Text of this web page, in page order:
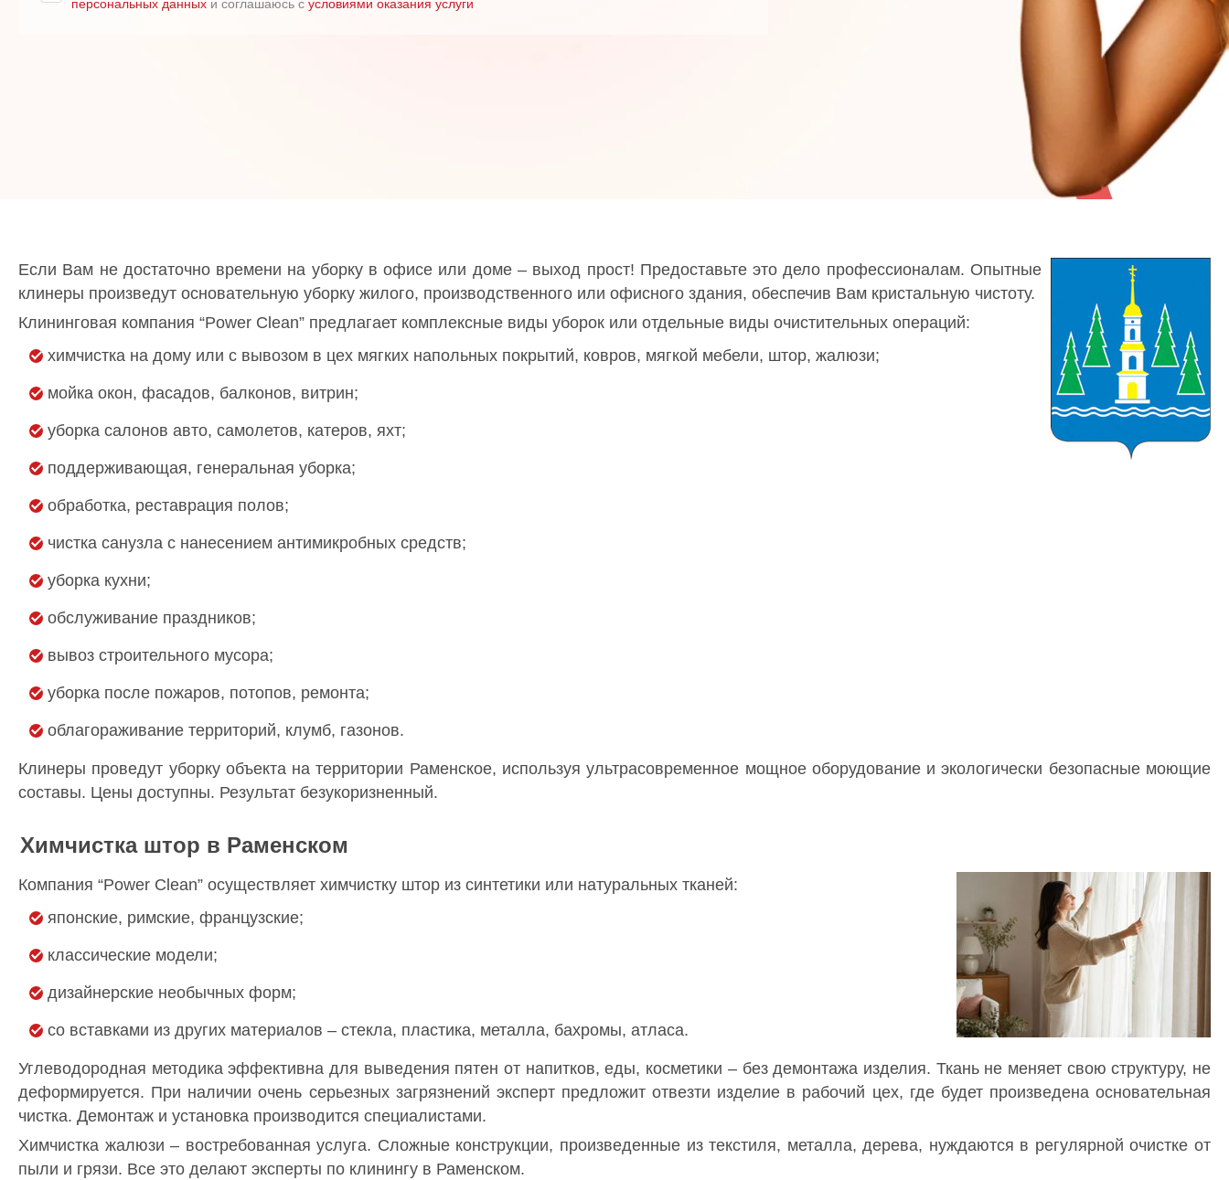
персональных данных и соглашаюсь с условиями оказания услуги
Если Вам не достаточно времени на уборку в офисе или доме – выход прост! Предоставьте это дело профессионалам. Опытные
клинеры произведут основательную уборку жилого, производственного или офисного здания, обеспечив Вам кристальную чистоту.
Клининговая компания “Power Clean” предлагает комплексные виды уборок или отдельные виды очистительных операций:
химчистка на дому или с вывозом в цех мягких напольных покрытий, ковров, мягкой мебели, штор, жалюзи;
мойка окон, фасадов, балконов, витрин;
уборка салонов авто, самолетов, катеров, яхт;
поддерживающая, генеральная уборка;
обработка, реставрация полов;
чистка санузла с нанесением антимикробных средств;
уборка кухни;
обслуживание праздников;
вывоз строительного мусора;
уборка после пожаров, потопов, ремонта;
облагораживание территорий, клумб, газонов.
Клинеры проведут уборку объекта на территории Раменское, используя ультрасовременное мощное оборудование и экологически безопасные моющие
составы. Цены доступны. Результат безукоризненный.
Химчистка штор в Раменском
Компания “Power Clean” осуществляет химчистку штор из синтетики или натуральных тканей:
японские, римские, французские;
классические модели;
дизайнерские необычных форм;
со вставками из других материалов – стекла, пластика, металла, бахромы, атласа.
Углеводородная методика эффективна для выведения пятен от напитков, еды, косметики – без демонтажа изделия. Ткань не меняет свою структуру, не
деформируется. При наличии очень серьезных загрязнений эксперт предложит отвезти изделие в рабочий цех, где будет произведена основательная
чистка. Демонтаж и установка производится специалистами.
Химчистка жалюзи – востребованная услуга. Сложные конструкции, произведенные из текстиля, металла, дерева, нуждаются в регулярной очистке от
пыли и грязи. Все это делают эксперты по клинингу в Раменском.